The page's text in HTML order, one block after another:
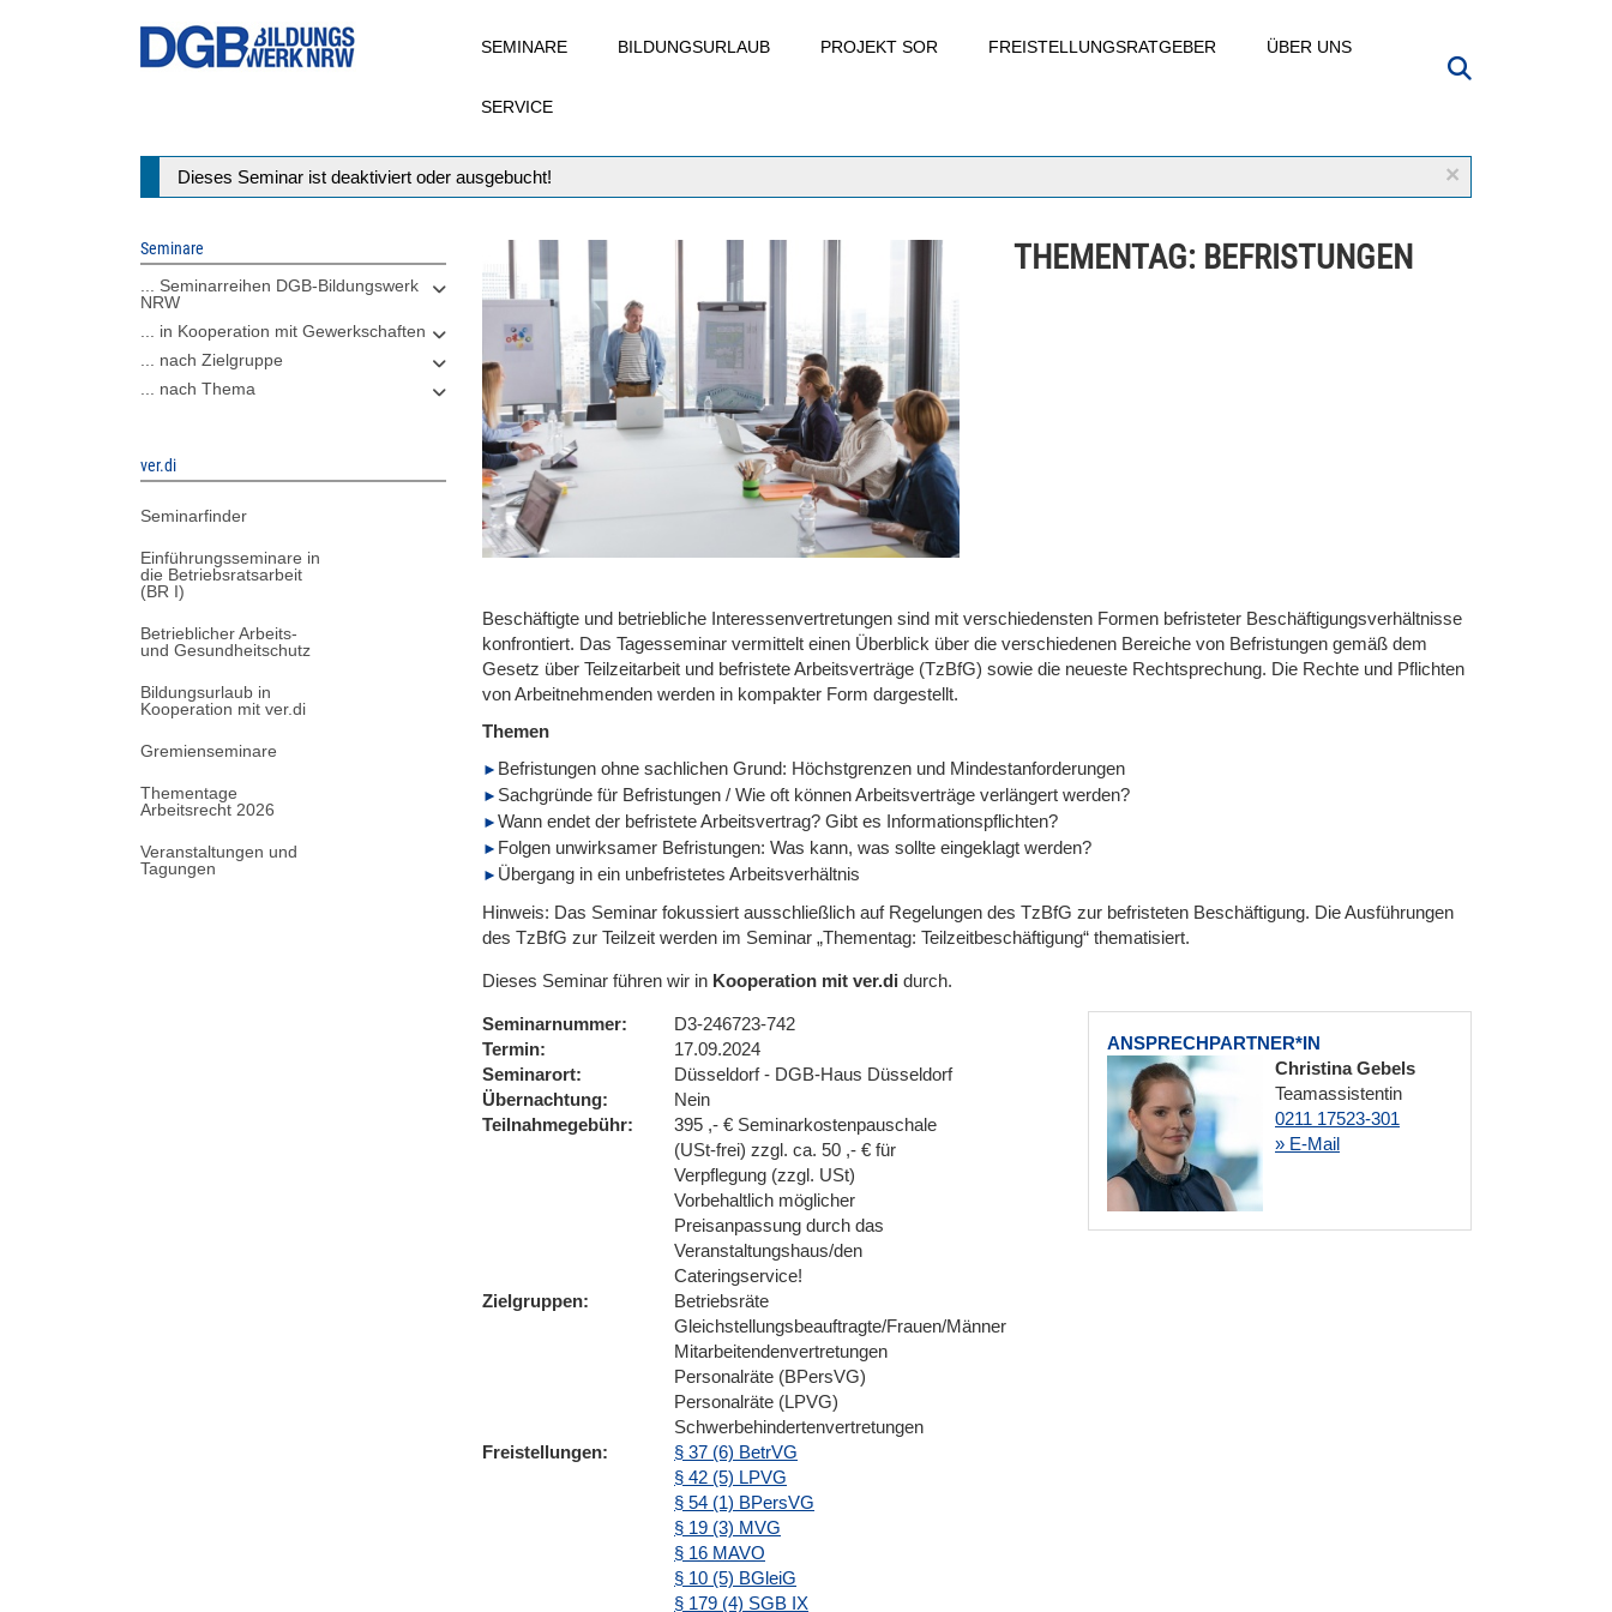
SEMINARE BILDUNGSURLAUB PROJEKT SOR FREISTELLUNGSRATGEBER ÜBER UNS
SERVICE
×
Statusmeldung
Dieses Seminar ist deaktiviert oder ausgebucht!
Seminare
... Seminarreihen DGB-Bildungswerk
NRW
... in Kooperation mit Gewerkschaften
... nach Zielgruppe
... nach Thema
ver.di
Seminarfinder
Einführungsseminare in
die Betriebsratsarbeit
(BR I)
Betrieblicher Arbeits-
und Gesundheitschutz
Bildungsurlaub in
Kooperation mit ver.di
Gremienseminare
Thementage
Arbeitsrecht 2026
Veranstaltungen und
Tagungen
THEMENTAG: BEFRISTUNGEN
Beschäftigte und betriebliche Interessenvertretungen sind mit verschiedensten Formen befristeter Beschäftigungsverhältnisse
konfrontiert. Das Tagesseminar vermittelt einen Überblick über die verschiedenen Bereiche von Befristungen gemäß dem
Gesetz über Teilzeitarbeit und befristete Arbeitsverträge (TzBfG) sowie die neueste Rechtsprechung. Die Rechte und Pflichten
von Arbeitnehmenden werden in kompakter Form dargestellt.
Themen
Befristungen ohne sachlichen Grund: Höchstgrenzen und Mindestanforderungen
Sachgründe für Befristungen / Wie oft können Arbeitsverträge verlängert werden?
Wann endet der befristete Arbeitsvertrag? Gibt es Informationspflichten?
Folgen unwirksamer Befristungen: Was kann, was sollte eingeklagt werden?
Übergang in ein unbefristetes Arbeitsverhältnis
Hinweis: Das Seminar fokussiert ausschließlich auf Regelungen des TzBfG zur befristeten Beschäftigung. Die Ausführungen
des TzBfG zur Teilzeit werden im Seminar „Thementag: Teilzeitbeschäftigung“ thematisiert.
Dieses Seminar führen wir in Kooperation mit ver.di durch.
ANSPRECHPARTNER*IN
Christina Gebels
Teamassistentin
0211 17523-301
» E-Mail
Seminarnummer
D3-246723-742
Termin
17.09.2024
Seminarort
Düsseldorf - DGB-Haus Düsseldorf
Übernachtung
Nein
Teilnahmegebühr
395 ,- € Seminarkostenpauschale
(USt-frei) zzgl. ca. 50 ,- € für
Verpflegung (zzgl. USt)
Vorbehaltlich möglicher
Preisanpassung durch das
Veranstaltungshaus/den
Cateringservice!
Zielgruppen
Betriebsräte
Gleichstellungsbeauftragte/Frauen/Männer
Mitarbeitendenvertretungen
Personalräte (BPersVG)
Personalräte (LPVG)
Schwerbehindertenvertretungen
Freistellungen
§ 37 (6) BetrVG
§ 42 (5) LPVG
§ 54 (1) BPersVG
§ 19 (3) MVG
§ 16 MAVO
§ 10 (5) BGleiG
§ 179 (4) SGB IX